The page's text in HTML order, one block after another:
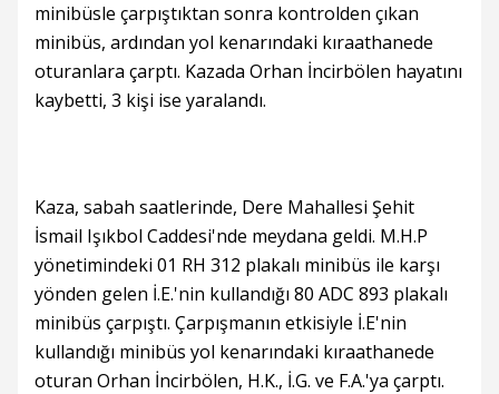
minibüsle çarpıştıktan sonra kontrolden çıkan
minibüs, ardından yol kenarındaki kıraathanede
oturanlara çarptı. Kazada Orhan İncirbölen hayatını
kaybetti, 3 kişi ise yaralandı.
Kaza, sabah saatlerinde, Dere Mahallesi Şehit
İsmail Işıkbol Caddesi'nde meydana geldi. M.H.P
yönetimindeki 01 RH 312 plakalı minibüs ile karşı
yönden gelen İ.E.'nin kullandığı 80 ADC 893 plakalı
minibüs çarpıştı. Çarpışmanın etkisiyle İ.E'nin
kullandığı minibüs yol kenarındaki kıraathanede
oturan Orhan İncirbölen, H.K., İ.G. ve F.A.'ya çarptı.